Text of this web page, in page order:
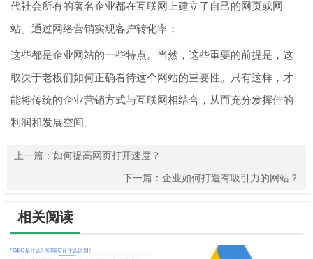
代社会所有的著名企业都在互联网上建立了自己的网页或网
站。通过网络营销实现客户转化率；
这些都是企业网站的一些特点。当然，这些重要的前提是，这
取决于老板们如何正确看待这个网站的重要性。只有这样，才
能将传统的企业营销方式与互联网相结合，从而充分发挥佳的
利润和发展空间。
上一篇：如何提高网页打开速度？
下一篇： 企业如何打造有吸引力的网站？
相关阅读